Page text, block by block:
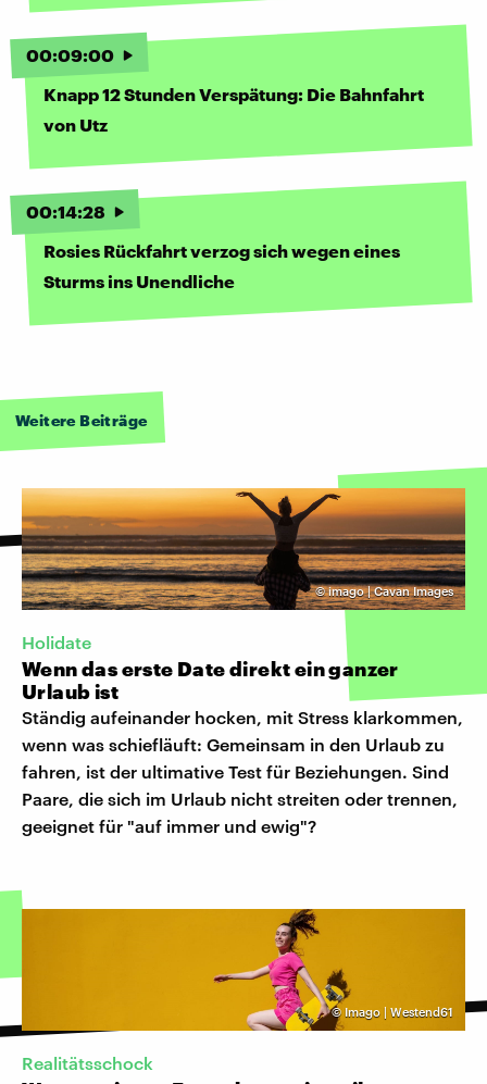
00:09:00
Knapp 12 Stunden Verspätung: Die Bahnfahrt
von Utz
00:14:28
Rosies Rückfahrt verzog sich wegen eines
Sturms ins Unendliche
Weitere Beiträge
©imago | Cavan Images
Holidate
Wenn das erste Date direkt ein ganzer
Urlaub ist
Ständig aufeinander hocken, mit Stress klarkommen,
wenn was schiefläuft: Gemeinsam in den Urlaub zu
fahren, ist der ultimative Test für Beziehungen. Sind
Paare, die sich im Urlaub nicht streiten oder trennen,
geeignet für "auf immer und ewig"?
© Imago | Westend61
Realitätsschock